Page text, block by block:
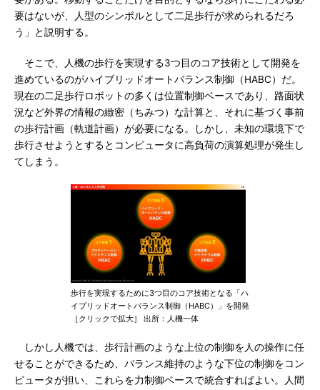
要はないが、人型のシンボルとして二足歩行が求められるだろ
う」と説明する。
そこで、人機の歩行を実現する3つ目のコア技術として開発を
進めているのがハイブリッドオートバランス制御（HABC）だ。
現在の二足歩行ロボットの多くは位置制御ベースであり、路面状
況など外界の情報の緻密（ちみつ）な計算と、それに基づく事前
の歩行計画（軌道計画）が必要になる。しかし、未知の環境下で
歩行させようとするとコンピュータに高負荷の演算処理が発生し
てしまう。
歩行を実現するために3つ目のコア技術となる「ハ
イブリッドオートバランス制御（HABC）」を開発
［クリックで拡大］ 出所：人機一体
しかし人機では、歩行計画のような上位の制御を人の操作に任
せることができるため、バランス維持のような下位の制御をコン
ピュータが担い、これらを力制御ベースで統合すればよい。人間